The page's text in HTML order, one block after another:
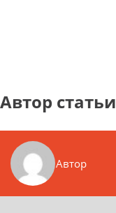
Автор статьи
Автор